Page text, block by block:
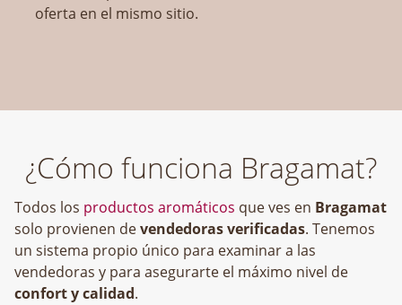
oferta en el mismo sitio.
¿Cómo funciona Bragamat?
Todos los productos aromáticos que ves en Bragamat
solo provienen devendedoras verificadas. Tenemos
un sistema propio único para examinar a las
vendedoras y para asegurarte el máximo nivel de
confort y calidad.